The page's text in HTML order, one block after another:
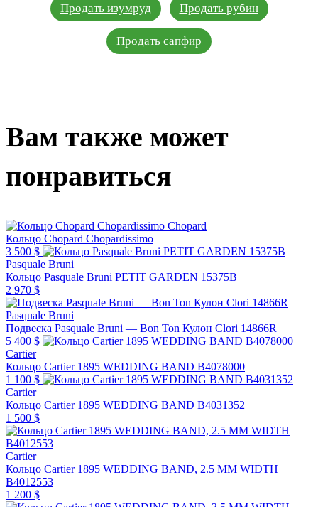
Продать изумруд Продать рубин
Продать сапфир
Вам также может
понравиться
Chopard
Кольцо Chopard Chopardissimo
3 500 $
Pasquale Bruni
Кольцо Pasquale Bruni PETIT GARDEN 15375B
2 970 $
Pasquale Bruni
Подвеска Pasquale Bruni — Bon Ton Кулон Clori 14866R
5 400 $
Cartier
Кольцо Cartier 1895 WEDDING BAND B4078000
1 100 $
Cartier
Кольцо Cartier 1895 WEDDING BAND B4031352
1 500 $
Cartier
Кольцо Cartier 1895 WEDDING BAND, 2.5 MM WIDTH
B4012553
1 200 $